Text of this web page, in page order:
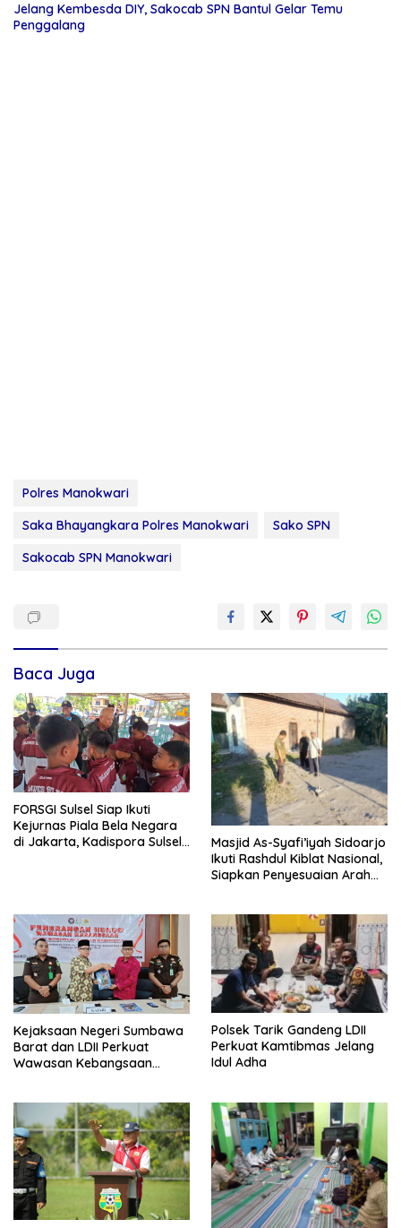
Jelang Kembesda DIY, Sakocab SPN Bantul Gelar Temu
Penggalang
Polres Manokwari
Saka Bhayangkara Polres Manokwari
Sako SPN
Sakocab SPN Manokwari
Baca Juga
FORSGI Sulsel Siap Ikuti
Kejurnas Piala Bela Negara
di Jakarta, Kadispora Sulsel
Masjid As-Syafi’iyah Sidoarjo
Ikuti Rashdul Kiblat Nasional,
Siapkan Penyesuaian Arah
Kejaksaan Negeri Sumbawa
Barat dan LDII Perkuat
Wawasan Kebangsaan
Polsek Tarik Gandeng LDII
Perkuat Kamtibmas Jelang
Idul Adha